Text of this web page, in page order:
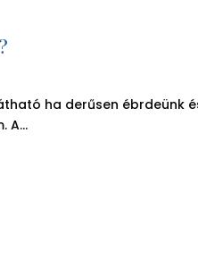
ha derűsen ébrdeünk
A...